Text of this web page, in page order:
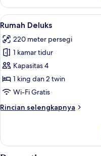
Kabin
Desain,
1
Tidur
King,
pemandangan
kebun
Lihat
semua
foto
untuk
Rumah
Deluks
11
Rumah Deluks
220 meter persegi
1 kamar tidur
Kapasitas 4
1 king dan 2 twin
Wi-Fi Gratis
Rincian selengkapnya
Rincian
Rumah
Deluks